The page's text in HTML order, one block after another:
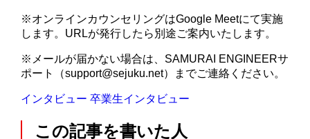
※オンラインカウンセリングはGoogle Meetにて実施
します。URLが発行したら別途ご案内いたします。
※メールが届かない場合は、SAMURAI ENGINEERサ
ポート（support@sejuku.net）までご連絡ください。
インタビュー卒業生インタビュー
この記事を書いた人